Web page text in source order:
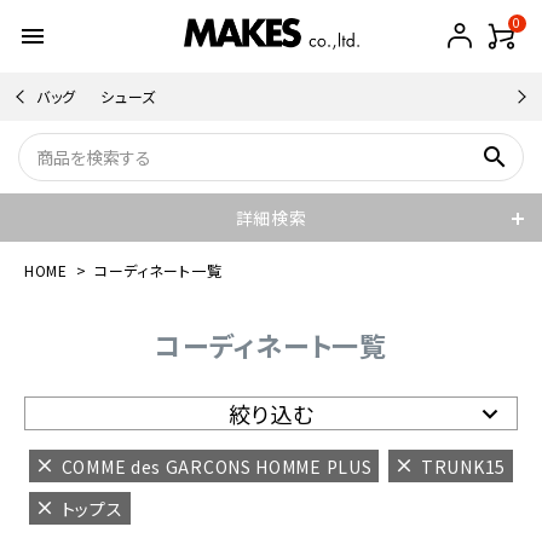
menu 0
バッグ シューズ
search
詳細検索
HOME コーディネート一覧
コーディネート一覧
絞り込む
COMME des GARCONS HOMME PLUS
TRUNK15
トップス